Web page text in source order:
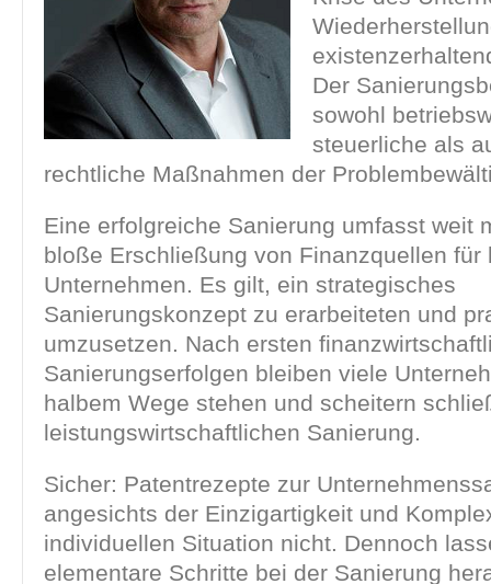
Der
sowohl
steuerliche als
rechtliche Maßnahmen der
Eine erfolgreiche Sanierung umfasst weit
bloße Erschließung von Finanzquellen für
Unternehmen. Es gilt, ein strategisches
Sanierungskonzept zu erarbeiteten und
umzusetzen. Nach ersten
Sanierungserfolgen bleiben viele
halbem Wege stehen und scheitern
leistungswirtschaftlichen Sanierung.
Sicher: Patentrezepte zur
angesichts der Einzigartigkeit und
individuellen Situation nicht. Dennoch
elementare Schritte bei der Sanierung